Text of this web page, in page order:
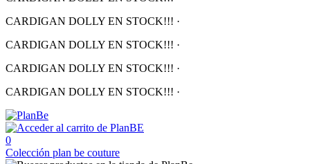
CARDIGAN DOLLY EN STOCK!!! ·
CARDIGAN DOLLY EN STOCK!!! ·
CARDIGAN DOLLY EN STOCK!!! ·
CARDIGAN DOLLY EN STOCK!!! ·
0
Colección plan be couture